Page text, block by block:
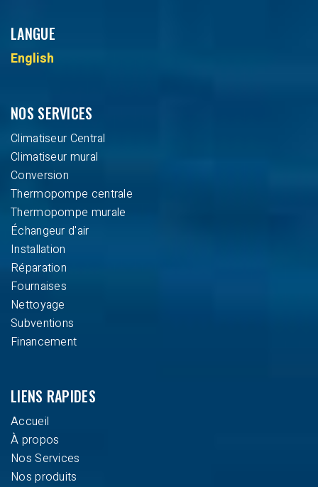
LANGUE
English
NOS SERVICES
Climatiseur Central
Climatiseur mural
Conversion
Thermopompe centrale
Thermopompe murale
Échangeur d'air
Installation
Réparation
Fournaises
Nettoyage
Subventions
Financement
LIENS RAPIDES
Accueil
À propos
Nos Services
Nos produits